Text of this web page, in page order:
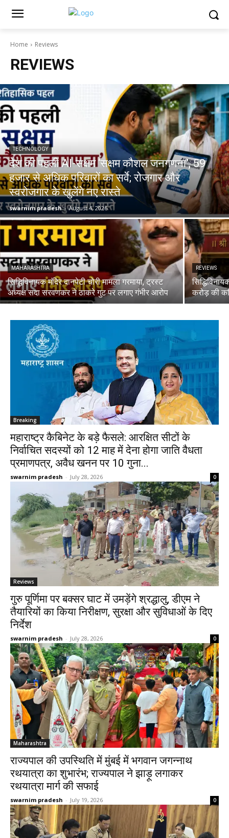
Home Reviews
REVIEWS
TECHNOLOGY
देश की पहली AI-सक्षम ‘सक्षम कौशल जनगणना’, 59
हजार से अधिक परिवारों का सर्वे; रोजगार और
स्वरोजगार के खुलेंगे नए रास्ते
swarnim pradesh - August 4, 2026
MAHARASHTRA
सिद्धिविनायक मंदिर दानपेटी चोरी मामला गरमाया, ट्रस्ट
अध्यक्ष सदा सरवणकर ने ठाकरे गुट पर लगाए गंभीर आरोप
REVIEWS
करोड़ की
Breaking
महाराष्ट्र कैबिनेट के बड़े फैसले: आरक्षित सीटों के
निर्वाचित सदस्यों को 12 माह में देना होगा जाति वैधता
प्रमाणपत्र, अवैध खनन पर 10 गुना...
swarnim pradesh - July 28, 2026 0
Reviews
गुरु पूर्णिमा पर बक्सर घाट में उमड़ेंगे श्रद्धालु, डीएम ने
तैयारियों का किया निरीक्षण, सुरक्षा और सुविधाओं के दिए
निर्देश
swarnim pradesh - July 28, 2026 0
Maharashtra
राज्यपाल की उपस्थिति में मुंबई में भगवान जगन्नाथ
रथयात्रा का शुभारंभ; राज्यपाल ने झाड़ू लगाकर
रथयात्रा मार्ग की सफाई
swarnim pradesh - July 19, 2026 0